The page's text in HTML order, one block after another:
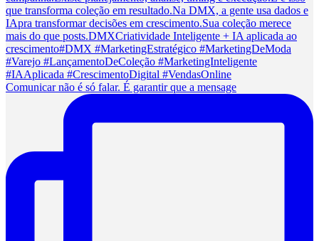
Comunicar não é só falar. É garantir que a mensage